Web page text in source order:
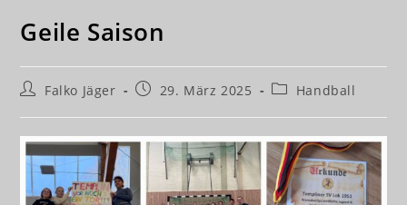
Geile Saison
Beitrags-
Falko Jäger
Beitrag29. März 2025
Beitrags-
Handball